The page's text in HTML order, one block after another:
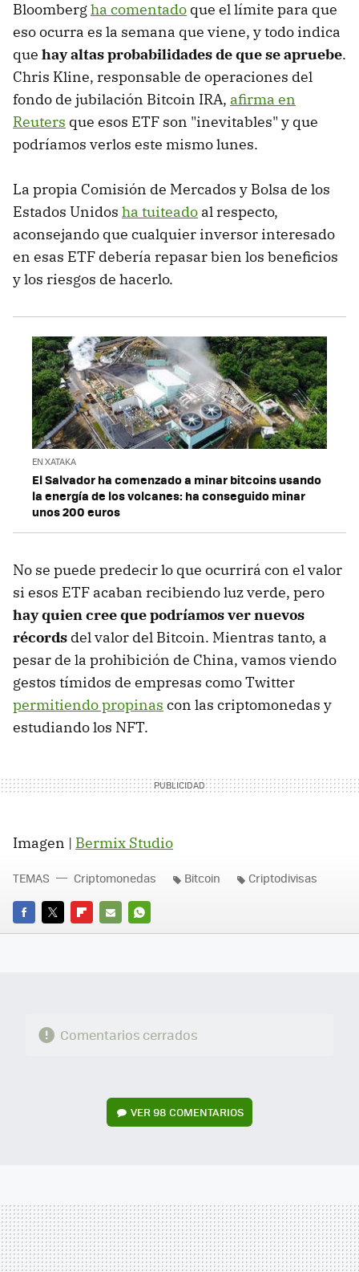
Bloombergha comentado que el límite para que
eso ocurra es la semana que viene, y todo indica
que hay altas probabilidades de que se apruebe.
Chris Kline, responsable de operaciones del
fondo de jubilación Bitcoin IRA, afirma en
Reuters que esos ETF son "inevitables" y que
podríamos verlos este mismo lunes.
La propia Comisión de Mercados y Bolsa de los
Estados Unidos ha tuiteado al respecto,
aconsejando que cualquier inversor interesado
en esas ETF debería repasar bien los beneficios
y los riesgos de hacerlo.
EN XATAKA
El Salvador ha comenzado a minar bitcoins usando
la energía de los volcanes: ha conseguido minar
unos 200 euros
No se puede predecir lo que ocurrirá con el valor
si esos ETF acaban recibiendo luz verde, pero
hay quien cree que podríamos ver nuevos
récords del valor del Bitcoin. Mientras tanto, a
pesar de la prohibición de China, vamos viendo
gestos tímidos de empresas como Twitter
permitiendo propinas con las criptomonedas y
estudiando los NFT.
Imagen | Bermix Studio
FACEBOOK
TWITTERFLIPBOARD
E-
WHATSAPP
TEMAS Criptomonedas Bitcoin Criptodivisas
Comentarios cerrados
VER98 COMENTARIOS